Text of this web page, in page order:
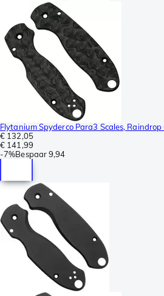
Flytanium Spyderco Para3 Scales,
€ 132,05
€ 141,99
-7%Bespaar9,94